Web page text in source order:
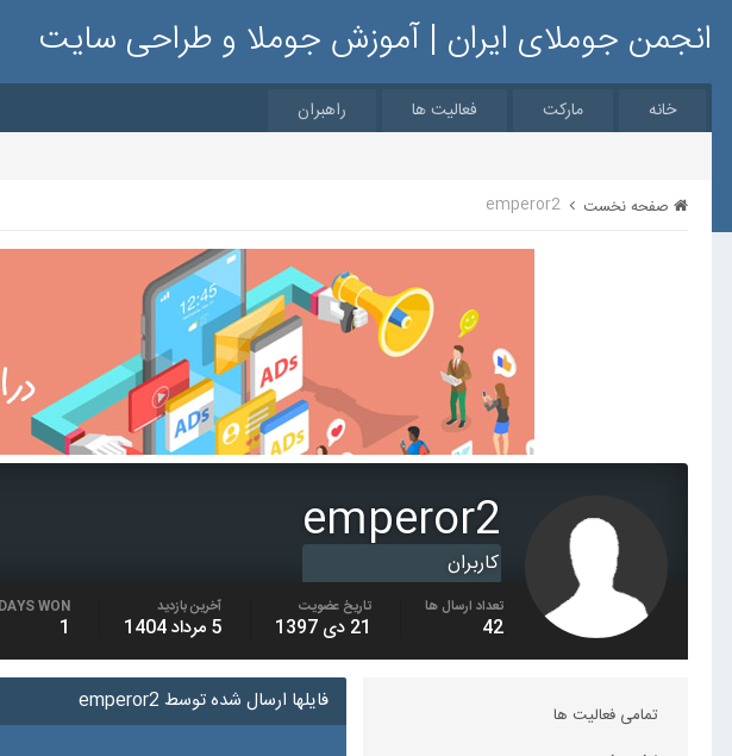
انجمن جوملای ایران | آموزش جوملا و طراحی سایت
خانه مارکت فعالیت ها راهبران
صفحه نخست emperor2
emperor2
کاربران
تعداد ارسال ها
42
تاریخ عضویت
21 دی 1397
آخرین بازدید
5 مرداد 1404
DAYS WON
1
تمامی فعالیت ها
فایلها ارسال شده توسط emperor2